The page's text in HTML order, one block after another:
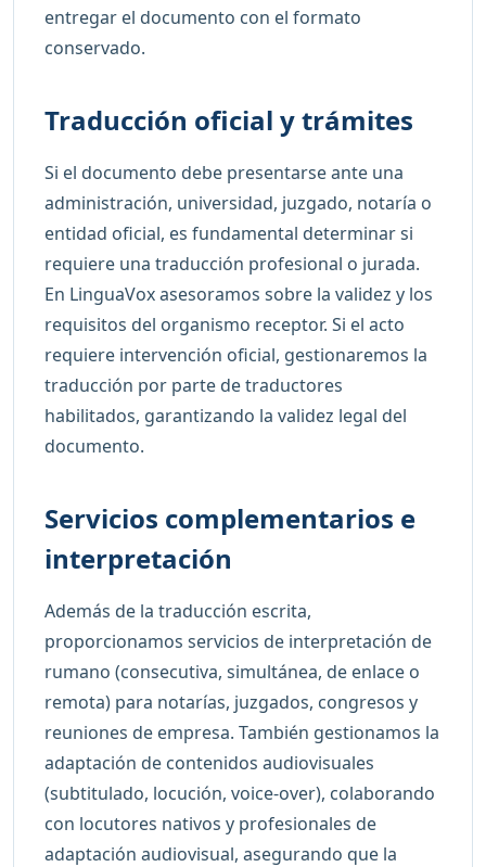
entregar el documento con el formato
conservado.
Traducción oficial y trámites
Si el documento debe presentarse ante una
administración, universidad, juzgado, notaría o
entidad oficial, es fundamental determinar si
requiere una traducción profesional o jurada.
En LinguaVox asesoramos sobre la validez y los
requisitos del organismo receptor. Si el acto
requiere intervención oficial, gestionaremos la
traducción por parte de traductores
habilitados, garantizando la validez legal del
documento.
Servicios complementarios e
interpretación
Además de la traducción escrita,
proporcionamos servicios de interpretación de
rumano (consecutiva, simultánea, de enlace o
remota) para notarías, juzgados, congresos y
reuniones de empresa. También gestionamos la
adaptación de contenidos audiovisuales
(subtitulado, locución, voice-over), colaborando
con locutores nativos y profesionales de
adaptación audiovisual, asegurando que la